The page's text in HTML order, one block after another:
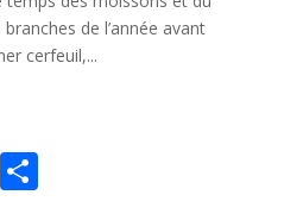
de l’année avant
cerfeuil,...
P